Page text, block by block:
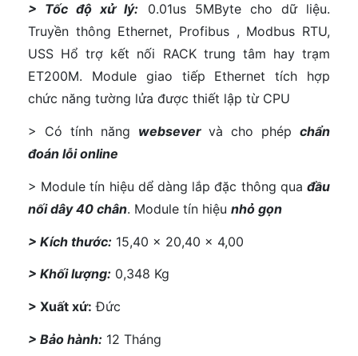
> Tốc độ xử lý: 0.01us 5MByte cho dữ liệu.
Truyền thông Ethernet, Profibus , Modbus RTU,
USS Hổ trợ kết nối RACK trung tâm hay trạm
ET200M. Module giao tiếp Ethernet tích hợp
chức năng tường lửa được thiết lập từ CPU
> Có tính năng websevervà cho phép chẩn
đoán lỗi online
> Module tín hiệu dể dàng lắp đặc thông qua đầu
nối dây 40 chân. Module tín hiệu nhỏ gọn
> Kích thước: 15,40 x 20,40 x 4,00
> Khối lượng: 0,348 Kg
> Xuất xứ: Đức
> Bảo hành: 12 Tháng